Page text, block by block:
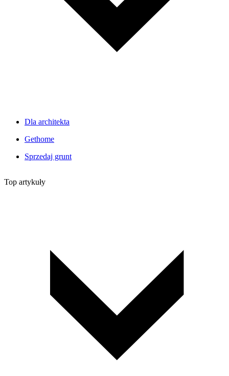
Dla architekta
Gethome
Sprzedaj grunt
Top artykuły